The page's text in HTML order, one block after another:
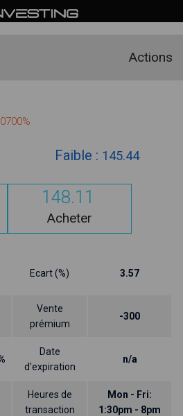
Actions
Faible : 145.44
148.11
Acheter
Ecart (%) 3.57
Vente
prémium
-300
Date
d'expiration
n/a
Heures de
transaction
Mon - Fri:
1:30pm - 8pm